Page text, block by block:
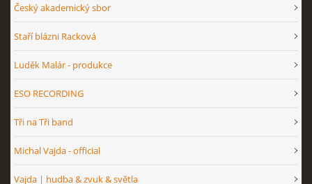
Český akademický sbor
Staří blázni Racková
Luděk Malár - produkce
ESO RECORDING
Tři na Tři band
Michal Vajda - official
Vajda | hudba & zvuk & světla